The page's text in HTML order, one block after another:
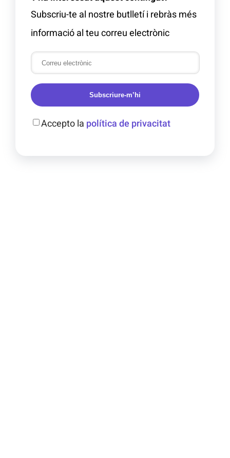
Subscriu-te al nostre butlletí i rebràs més
informació al teu correu electrònic
Subscriure-m’hi
Accepto la política de privacitat